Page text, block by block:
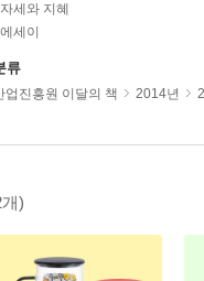
세와 지혜
세이
류
업진흥원 이달의 책 2014년
)